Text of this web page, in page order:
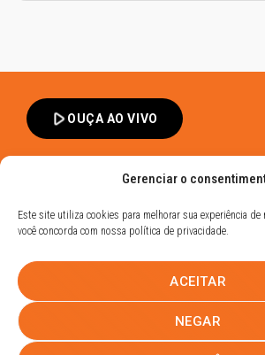
Gerenciar o
Este site utiliza cookies para melhorar sua experiência de
você concorda com nossa política de privacidade.
ACEITAR
NEGAR
play_arrowOUÇA AO VIVO
Política de Privacidade
UHOST
PROMOÇÕESEQUIPENOTÍCIASCONTATO